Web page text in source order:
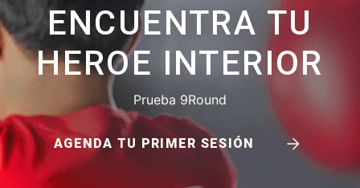
ENCUENTRA TU
HEROE INTERIOR
Prueba 9Round
AGENDA TU PRIMER SESIÓN